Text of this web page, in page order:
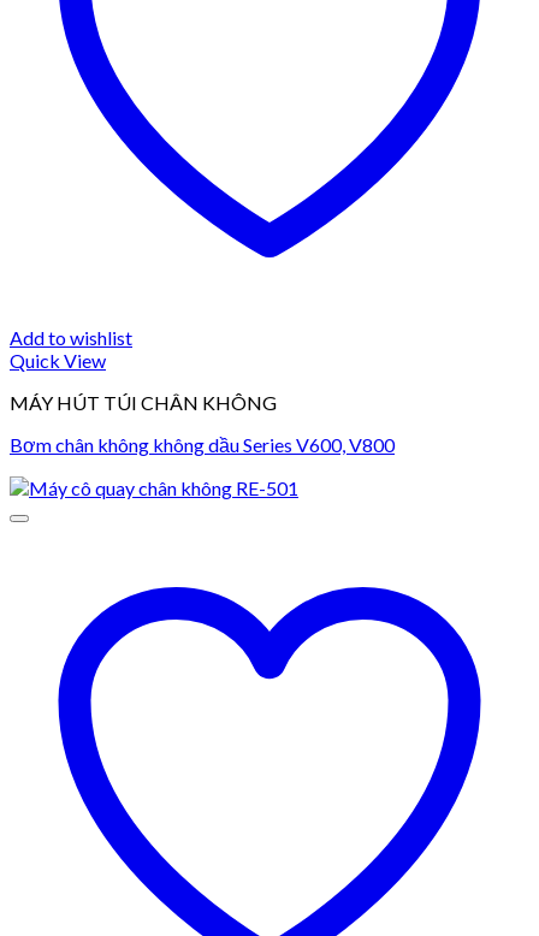
Add to wishlist
Quick View
MÁY HÚT TÚI CHÂN KHÔNG
Bơm chân không không dầu Series V600, V800